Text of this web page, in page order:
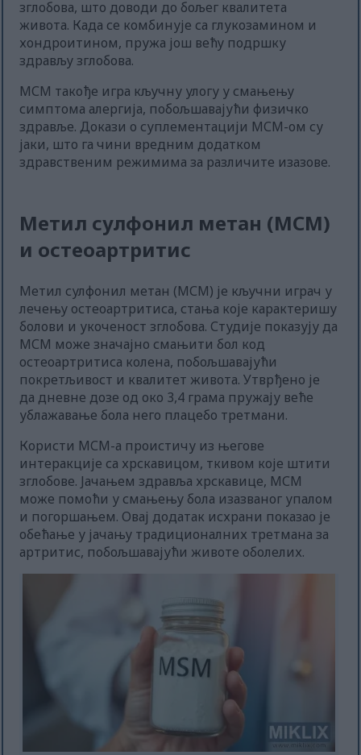
зглобова, што доводи до бољег квалитета
живота. Када се комбинује са глукозамином и
хондроитином, пружа још већу подршку
здрављу зглобова.
МСМ такође игра кључну улогу у смањењу
симптома алергија, побољшавајући физичко
здравље. Докази о суплементацији МСМ-ом су
јаки, што га чини вредним додатком
здравственим режимима за различите изазове.
Метил сулфонил метан (МСМ)
и остеоартритис
Метил сулфонил метан (МСМ) је кључни играч у
лечењу остеоартритиса, стања које карактеришу
болови и укоченост зглобова. Студије показују да
МСМ може значајно смањити бол код
остеоартритиса колена, побољшавајући
покретљивост и квалитет живота. Утврђено је
да дневне дозе од око 3,4 грама пружају веће
ублажавање бола него плацебо третмани.
Користи МСМ-а проистичу из његове
интеракције са хрскавицом, ткивом које штити
зглобове. Јачањем здравља хрскавице, МСМ
може помоћи у смањењу бола изазваног упалом
и погоршањем. Овај додатак исхрани показао је
обећање у јачању традиционалних третмана за
артритис, побољшавајући животе оболелих.